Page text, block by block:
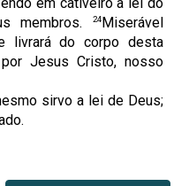
membros.
24Miserável
livrará do corpo desta
Jesus Cristo, nosso
sirvo a lei de Deus;